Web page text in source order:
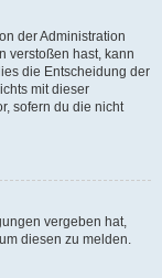
der Administration
verstoßen hast, kann
die Entscheidung der
mit dieser
sofern du die nicht
vergeben hat,
diesen zu melden.